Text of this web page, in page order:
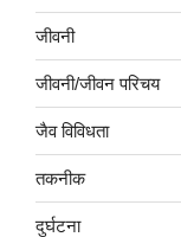
जीवनी
जीवनी/जीवन परिचय
जैव विविधता
तकनीक
दुर्घटना